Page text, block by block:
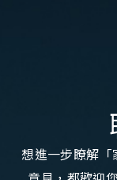
想進一步瞭解